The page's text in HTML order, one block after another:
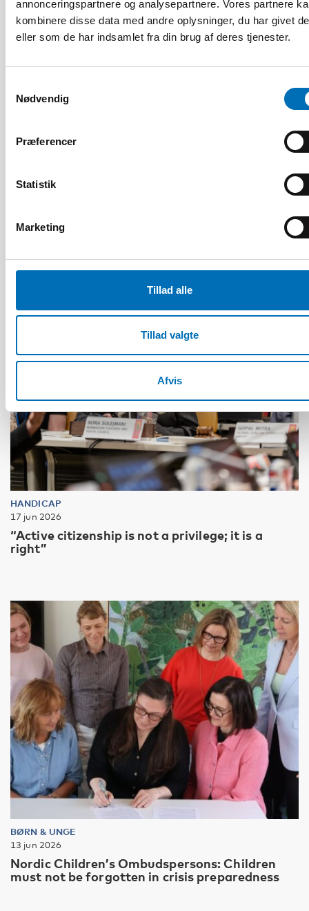
annonceringspartnere og analysepartnere. Vores partnere
kombinere disse data med andre oplysninger, du har givet
eller som de har indsamlet fra din brug af deres tjenester.
Nødvendig
Præferencer
Statistik
Marketing
Tillad alle
Tillad valgte
Afvis
1 jul 2026
society approach
HANDICAP
17 jun 2026
“Active citizenship is not a privilege; it is a
right”
BØRN & UNGE
13 jun 2026
Nordic Children’s Ombudspersons: Children
must not be forgotten in crisis preparedness